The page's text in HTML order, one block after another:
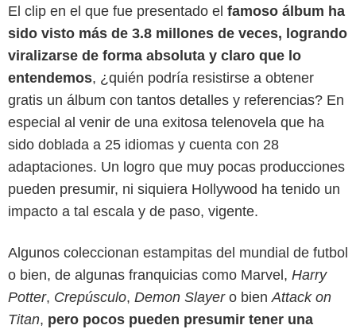
El clip en el que fue presentado el famoso álbum ha
sido visto más de 3.8 millones de veces, logrando
viralizarse de forma absoluta y claro que lo
entendemos, ¿quién podría resistirse a obtener
gratis un álbum con tantos detalles y referencias? En
especial al venir de una exitosa telenovela que ha
sido doblada a 25 idiomas y cuenta con 28
adaptaciones. Un logro que muy pocas producciones
pueden presumir, ni siquiera Hollywood ha tenido un
impacto a tal escala y de paso, vigente.
Algunos coleccionan estampitas del mundial de futbol
o bien, de algunas franquicias como Marvel, Harry
Potter, Crepúsculo, Demon Slayer o bienAttack on
Titan, pero pocos pueden presumir tener una
RPtidas